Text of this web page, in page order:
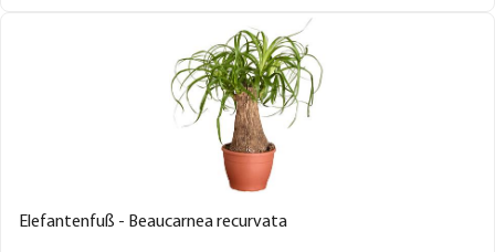
Elefantenfuß - Beaucarnea recurvata